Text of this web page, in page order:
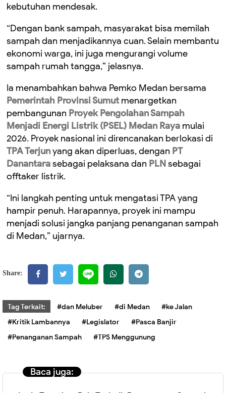
kebutuhan mendesak.
“Dengan bank sampah, masyarakat bisa memilah
sampah dan menjadikannya cuan. Selain membantu
ekonomi warga, ini juga mengurangi volume
sampah rumah tangga,” jelasnya.
Ia menambahkan bahwa Pemko Medan bersama
Pemerintah Provinsi Sumut menargetkan
pembangunan Proyek Pengolahan Sampah
Menjadi Energi Listrik (PSEL) Medan Raya mulai
2026. Proyek nasional ini direncanakan berlokasi di
TPA Terjunyang akan diperluas, dengan PT
Danantarasebagai pelaksana dan PLN sebagai
offtaker listrik.
“Ini langkah penting untuk mengatasi TPA yang
hampir penuh. Harapannya, proyek ini mampu
menjadi solusi jangka panjang penanganan sampah
di Medan,” ujarnya.
Share:
Tag Terkait: #dan Meluber #di Medan
#ke Jalan
#Kritik Lambannya
#Legislator
#Pasca Banjir
#Penanganan Sampah
#TPS Menggunung
Baca juga: